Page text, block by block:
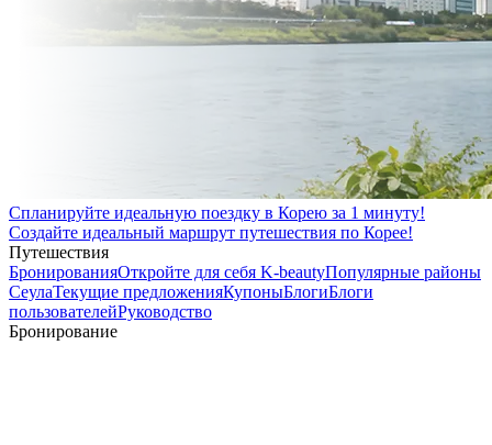
Спланируйте идеальную поездку в Корею за 1 минуту!
Создайте идеальный маршрут путешествия по Корее!
Путешествия
БронированияОткройте для себя K-beautyПопулярные районы
СеулаТекущие предложенияКупоныБлогиБлоги
пользователейРуководство
Бронирование